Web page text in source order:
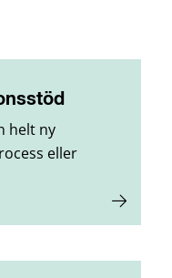
helt ny
eller